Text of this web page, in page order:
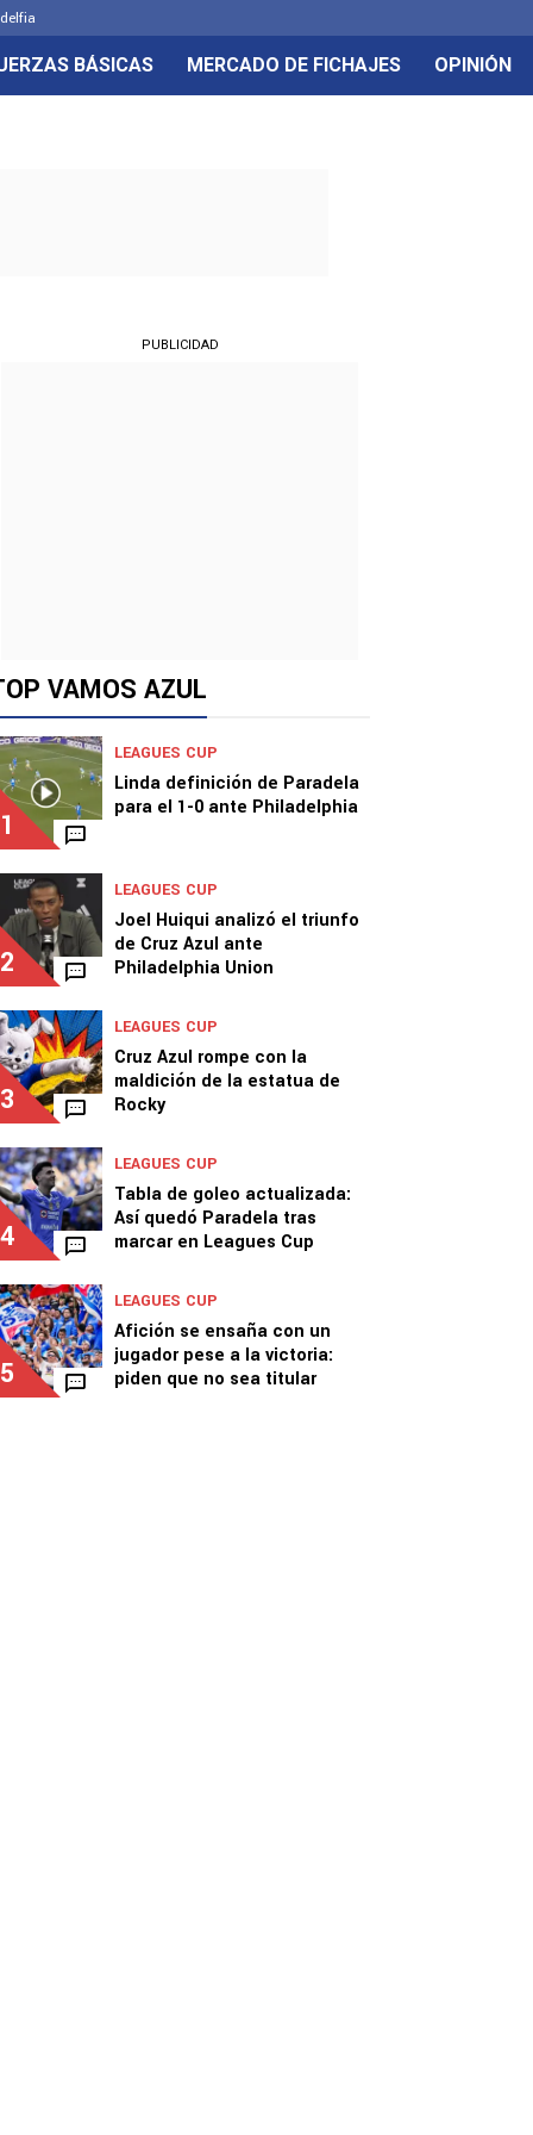
BÁSICAS MERCADO DE FICHAJES OPINIÓN
PUBLICIDAD
VAMOS AZUL
1
LEAGUES CUP
Linda definición de Paradela
para el 1-0 ante Philadelphia
2
LEAGUES CUP
Joel Huiqui analizó el triunfo
de Cruz Azul ante
Philadelphia Union
3
LEAGUES CUP
Cruz Azul rompe con la
maldición de la estatua de
Rocky
4
LEAGUES CUP
Tabla de goleo actualizada:
Así quedó Paradela tras
marcar en Leagues Cup
5
LEAGUES CUP
Afición se ensaña con un
jugador pese a la victoria:
piden que no sea titular